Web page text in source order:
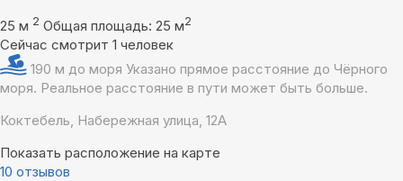
25 м 2 Общая площадь: 25 м2
Сейчас смотрит 1 человек
190 м до моря Указано прямое расстояние до Чёрного
моря. Реальное расстояние в пути может быть больше.
Коктебель, Набережная улица, 12А
Показать расположение на карте
10 отзывов